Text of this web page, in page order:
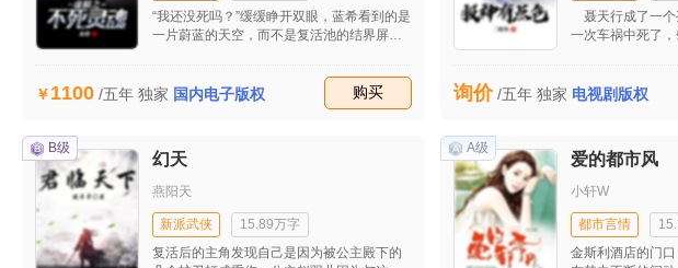
个寺庙来，为了不丢家里的脸，她只好亲自
到这里来找柳岩祉回去成亲，没想到的是柳
岩祉之所以不成亲是因为他喜欢的根本就是
装可怜的人，黄�O�榉浅Ｉ�气，直接打
了柳岩祉……
“我还没死吗？”缓缓睁开双眼，蓝希看到的是
一片蔚蓝的天空，而不是复活池的结界屏
着《世界》的终级Boss―永恒巨龙，眼看就
要成功的时候，Boss却突然爆发，一记龙息
来了系统的死亡提示啊，怎么现在又进入了
虚弱状态？难道是工会的哪个牧师把他拉起
来了？如果复活了的话，那巨龙呢？被干掉
了吗？
1100 /五年 独家 国内电子版权 购买
聂天行成了一个
一次车祸中死了
学，本就不富裕
渡过了他的大学
来的，每年的考
家庭的事，学校的
试能放他过关老
门的话：这孩子
生活却因为家中
沉静在悲哀之中。
行浑浑噩噩的渡过
询价 /五年 独家 电视剧版权
B级
幻天
燕阳天
新派武侠
15.89万字
复活后的主角发现自己是因为被公主殿下的
A级
爱的都市风
小轩W
都市言情
金斯利酒店的门